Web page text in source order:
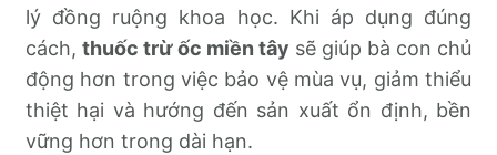
lý đồng ruộng khoa học. Khi áp dụng đúng
cách, thuốc trừ ốc miền tây sẽ giúp bà con chủ
động hơn trong việc bảo vệ mùa vụ, giảm thiểu
thiệt hại và hướng đến sản xuất ổn định, bền
vững hơn trong dài hạn.